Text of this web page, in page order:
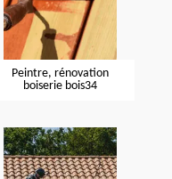
Peintre, rénovation
boiserie bois34